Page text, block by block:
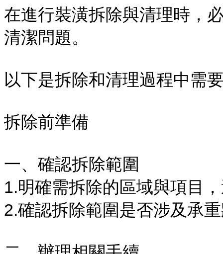
在進行裝潢拆除與清理時，
清潔問題。
以下是拆除和清理過程中需
拆除前準備
一、確認拆除範圍
1.明確需拆除的區域與項目
2.確認拆除範圍是否涉及承